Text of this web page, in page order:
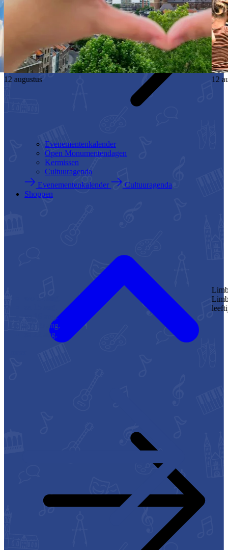
Evenementenkalender
Open Monumentendagen
Kermissen
Cultuuragenda
Evenementenkalender
Cultuuragenda
Shoppen
12 augustus
Limburg Festival: De Gekleurde Stad
Limburg Festival organiseert een gratis straattheater voor alle
leeftijden op diverse pleinen in de binnenstad. Met...